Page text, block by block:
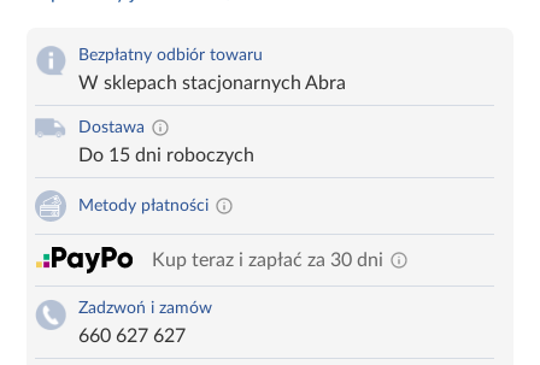
Bezpłatny odbiór towaru
W sklepach stacjonarnych Abra
Dostawa
Do 15 dni roboczych
Metody płatności
Kup teraz i zapłać za 30 dni
Zadzwoń i zamów
660 627 627